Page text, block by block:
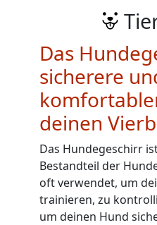
Das
sicherere
deinen
Das Hundegeschirr
Bestandteil der
oft verwendet, um
trainieren, zu
um deinen Hund